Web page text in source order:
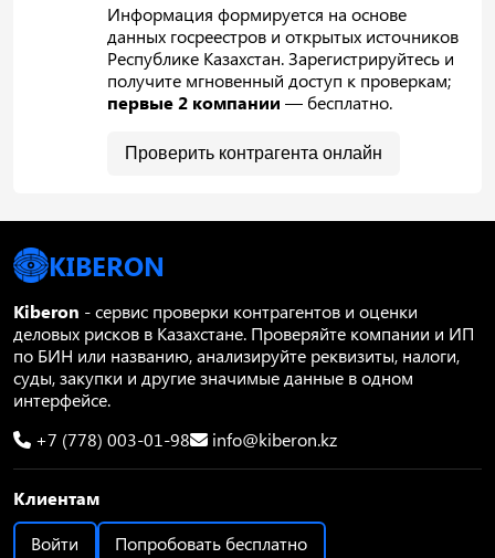
Информация формируется на основе
данных госреестров и открытых источников
Республике Казахстан. Зарегистрируйтесь и
получите мгновенный доступ к проверкам;
первые 2 компании — бесплатно.
Проверить контрагента онлайн
KIBERON
Kiberon - сервис проверки контрагентов и оценки
деловых рисков в Казахстане. Проверяйте компании и ИП
по БИН или названию, анализируйте реквизиты, налоги,
суды, закупки и другие значимые данные в одном
интерфейсе.
+7 (778) 003-01-98
info@kiberon.kz
Клиентам
Войти
Попробовать бесплатно